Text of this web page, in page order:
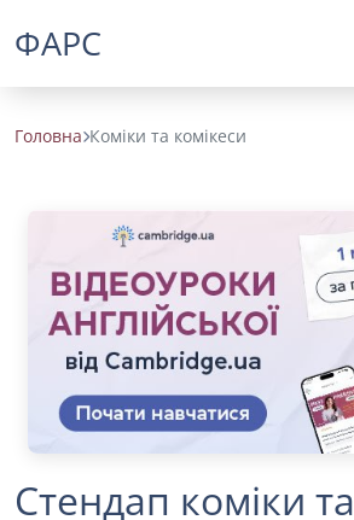
ФАРС
Головна Коміки та комікеси
Стендап коміки та